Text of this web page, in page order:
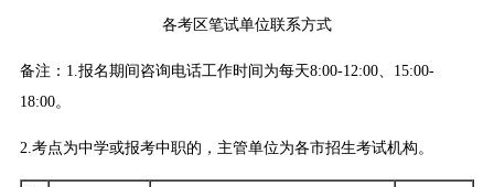
各考区笔试单位联系方式
备注：1.报名期间咨询电话工作时间为每天8:00-12:00、15:00-
18:00。
2.考点为中学或报考中职的，主管单位为各市招生考试机构。